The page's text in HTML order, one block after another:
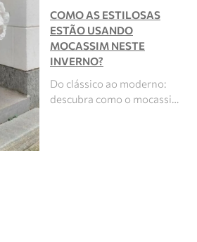
COMO AS ESTILOSAS
ESTÃO USANDO
MOCASSIM NESTE
INVERNO?
Do clássico ao moderno:
descubra como o mocassi…